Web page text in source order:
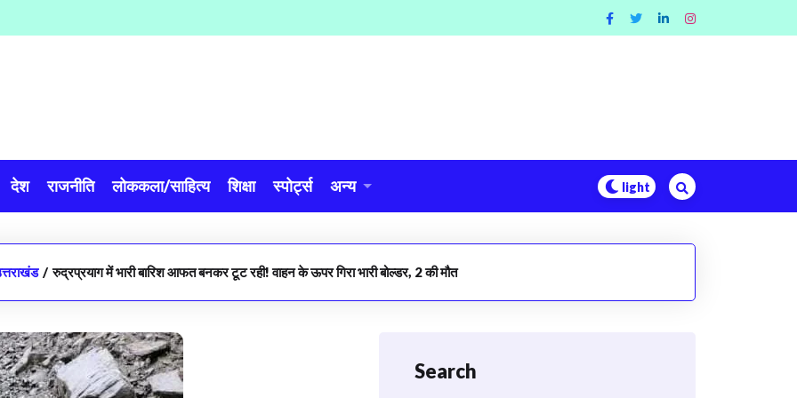
देश राजनीति लोककला/साहित्य शिक्षा स्पोर्ट्स अन्य
/ रुद्रप्रयाग में भारी बारिश आफत बनकर टूट रही! वाहन के ऊपर गिरा भारी बोल्डर, 2 की मौत
Search